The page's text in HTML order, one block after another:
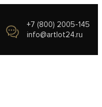
+7 (800) 2005-145
info@artlot24.ru